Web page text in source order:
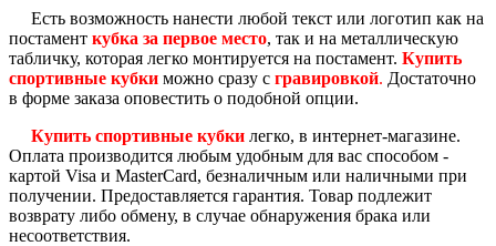
Есть возможность нанести любой текст или логотип как на
постамент кубка за первое место, так и на металлическую
табличку, которая легко монтируется на постамент. Купить
спортивные кубки можно сразу с гравировкой. Достаточно
в форме заказа оповестить о подобной опции.
Купить спортивные кубки легко, в интернет-магазине.
Оплата производится любым удобным для вас способом -
картой Visa и MasterCard, безналичным или наличными при
получении. Предоставляется гарантия. Товар подлежит
возврату либо обмену, в случае обнаружения брака или
несоответствия.